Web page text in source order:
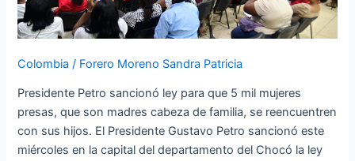
Colombia / Forero Moreno Sandra Patricia
Presidente Petro sancionó ley para que 5 mil mujeres
presas, que son madres cabeza de familia, se reencuentren
con sus hijos. El Presidente Gustavo Petro sancionó este
miércoles en la capital del departamento del Chocó la ley
cabeza
de
se
reencuentren
hijos